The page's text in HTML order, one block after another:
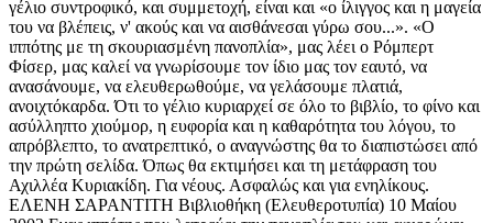
γέλιο συντροφικό, και συμμετοχή, είναι και «ο ίλιγγος και η μαγεία
του να βλέπεις, ν' ακούς και να αισθάνεσαι γύρω σου...». «Ο
ιππότης με τη σκουριασμένη πανοπλία», μας λέει ο Ρόμπερτ
Φίσερ, μας καλεί να γνωρίσουμε τον ίδιο μας τον εαυτό, να
ανασάνουμε, να ελευθερωθούμε, να γελάσουμε πλατιά,
ανοιχτόκαρδα. Ότι το γέλιο κυριαρχεί σε όλο το βιβλίο, το φίνο και
ασύλληπτο χιούμορ, η ευφορία και η καθαρότητα του λόγου, το
απρόβλεπτο, το ανατρεπτικό, ο αναγνώστης θα το διαπιστώσει από
την πρώτη σελίδα. Όπως θα εκτιμήσει και τη μετάφραση του
Αχιλλέα Κυριακίδη. Για νέους. Ασφαλώς και για ενηλίκους.
ΕΛΕΝΗ ΣΑΡΑΝΤΙΤΗ Βιβλιοθήκη (Ελευθεροτυπία) 10 Μαίου